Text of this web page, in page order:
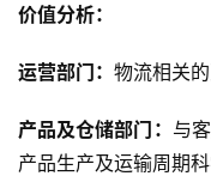
价值分析：
运营部门： 物流相关
产品及仓储部门： 与
产品生产及运输周期